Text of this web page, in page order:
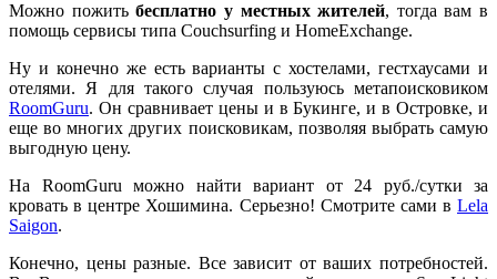
Можно пожитьбесплатно у местных жителей, тогда вам в
помощь сервисы типа Couchsurfing и HomeExchange.
Ну и конечно же есть варианты с хостелами, гестхаусами и
отелями. Я для такого случая пользуюсь метапоисковиком
RoomGuru. Он сравнивает цены и в Букинге, и в Островке, и
еще во многих других поисковикам, позволяя выбрать самую
выгодную цену.
На RoomGuru можно найти вариант от 24 руб./сутки за
кровать в центре Хошимина. Серьезно! Смотрите сами в Lela
Saigon.
Конечно, цены разные. Все зависит от ваших потребностей.